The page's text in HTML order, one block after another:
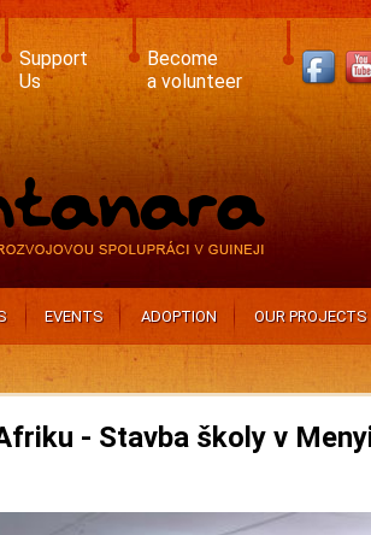
Support
Us
Become
a volunteer
EVENTS ADOPTION OUR PROJECTS
- Stavba školy v